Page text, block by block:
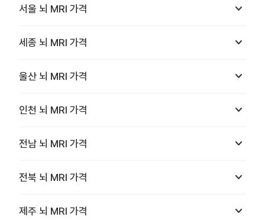
서울 뇌 MRI 가격 keyboard_arrow_down
세종 뇌 MRI 가격 keyboard_arrow_down
울산 뇌 MRI 가격 keyboard_arrow_down
인천 뇌 MRI 가격 keyboard_arrow_down
전남 뇌 MRI 가격 keyboard_arrow_down
전북 뇌 MRI 가격 keyboard_arrow_down
제주 뇌 MRI 가격 keyboard_arrow_down